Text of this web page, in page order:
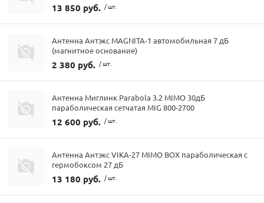
13 850 руб. / шт.
Антенна Антэкс MAGNITA-1 автомобильная 7 дБ
(магнитное основание)
2 380 руб. / шт.
Антенна Миглинк Parabola 3.2 MIMO 30дБ
параболическая сетчатая MIG 800-2700
12 600 руб. / шт.
Антенна Антэкс VIKA-27 MIMO BOX параболическая с
гермобоксом 27 дБ
13 180 руб. / шт.